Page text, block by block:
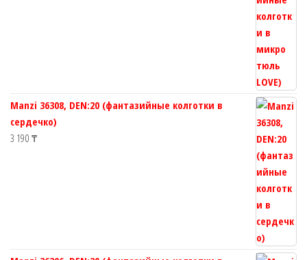
Manzi 36308, DEN:20 (фантазийные колготки в
сердечко)
3 190 ₸